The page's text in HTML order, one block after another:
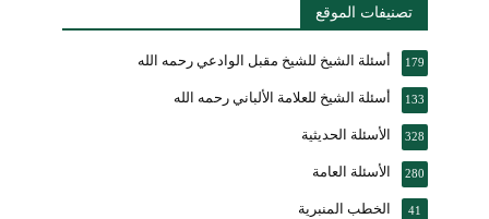
تصنيفات الموقع
أسئلة الشيخ للشيخ مقبل الوادعي رحمه الله 179
أسئلة الشيخ للعلامة الألباني رحمه الله 133
الأسئلة الحديثية 328
الأسئلة العامة 280
الخطب المنبرية 41